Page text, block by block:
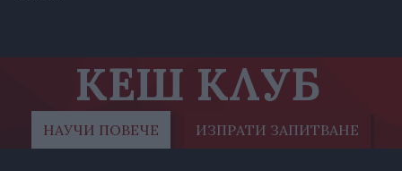
КЕШ КЛУБ
НАУЧИ ПОВЕЧЕ ИЗПРАТИ ЗАПИТВАНЕ